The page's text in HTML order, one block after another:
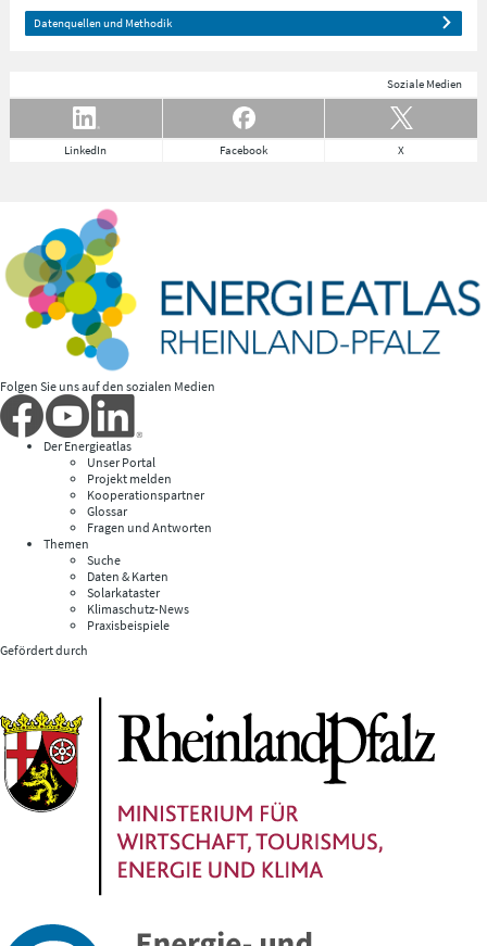
Datenquellen und Methodik
Soziale Medien
LinkedIn Facebook X
Folgen Sie uns auf den sozialen Medien
Der Energieatlas
Unser Portal
Projekt melden
Kooperationspartner
Glossar
Fragen und Antworten
Themen
Suche
Daten & Karten
Solarkataster
Klimaschutz-News
Praxisbeispiele
Gefördert durch